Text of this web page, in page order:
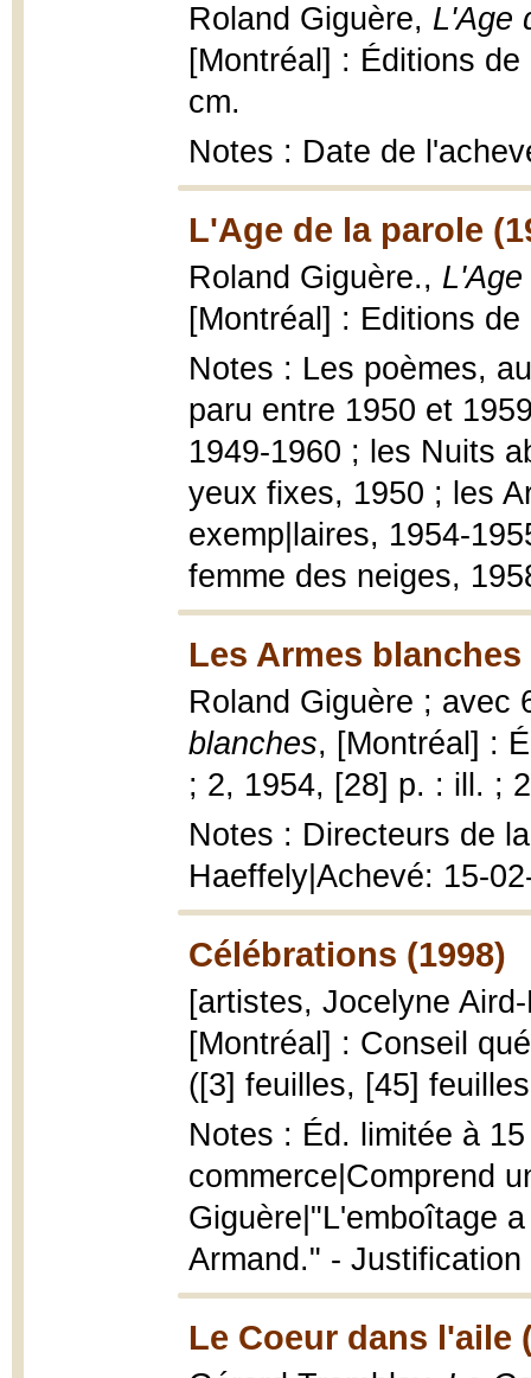
Roland Giguère, L'Age
[Montréal] : Éditions
cm.
Notes : Date de
L'Age de la parole
Roland Giguère.,
[Montréal] : Editions
Notes : Les poèmes,
paru entre 1950 et
1949-1960 ; les Nuits
yeux fixes, 1950 ; les
exemp|laires, 1954-
femme des neiges,
Les Armes blanches
Roland Giguère ; avec
blanches, [Montréal] :
; 2, 1954, [28] p. : ill. ;
Notes : Directeurs de
Haeffely|Achevé: 15-
Célébrations (1998)
[artistes, Jocelyne
[Montréal] : Conseil
([3] feuilles, [45]
Notes : Éd. limitée à
commerce|Comprend
Giguère|"L'emboîtage
Armand." - Justification
Le Coeur dans l'aile